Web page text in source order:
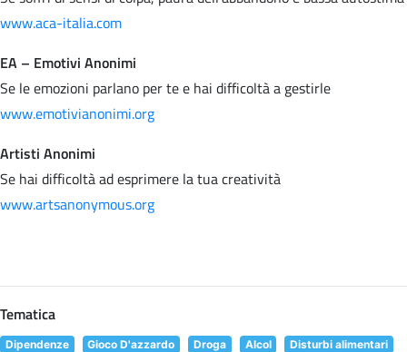
www.aca-italia.com
EA – Emotivi Anonimi
Se le emozioni parlano per te e hai difficoltà a gestirle
www.emotivianonimi.org
Artisti Anonimi
Se hai difficoltà ad esprimere la tua creatività
www.artsanonymous.org
Tematica
Dipendenze Gioco D'azzardo Droga Alcol Disturbi alimentari